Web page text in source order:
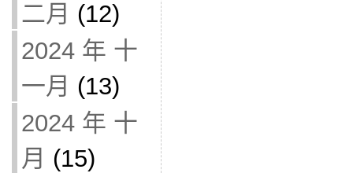
二月 (12)
2024 年 十
一月 (13)
2024 年 十
月 (15)